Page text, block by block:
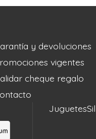
y devoluciones
vigentes
cheque regalo
Juguetes